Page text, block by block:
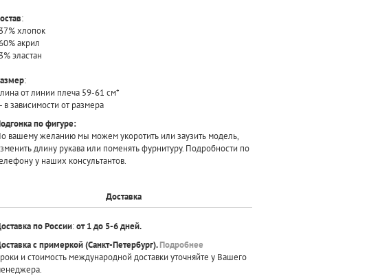
:
хлопок
акрил
эластан
:
от линии плеча 59-61 см*
в зависимости от размера
по фигуре:
вашему желанию мы можем укоротить или заузить модель,
длину рукава или поменять фурнитуру. Подробности по
у наших консультантов.
Доставка
по России:от 1 до 5-6 дней.
с примеркой(Санкт-Петербург).Подробнее
и стоимость международной доставки уточняйте у Вашего